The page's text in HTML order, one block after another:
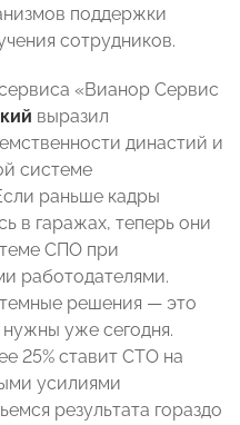
поддержки
сотрудников.
«Вианор Сервис
выразил
династий и
системе
раньше кадры
в гаражах, теперь они
СПО при
работодателями.
решения — это
уже сегодня.
25% ставит СТО на
усилиями
результата гораздо